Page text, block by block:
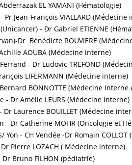
EL YAMANI (Hématologie)
Pr Jean-François VIALLARD (Médecine
- Dr Gabriel ETIENNE
Dr Bénédicte ROUVIERE
AOUBA (Médecine interne)
- Dr Ludovic TREFOND
LIFERMANN (Médecine interne)
BONNOTTE (Médecine
- Dr Amélie LEURS (Médecine interne)
Dr Laurence BOUILLET (Médecine
- Dr Catherine MOHR (Oncologie et
Yon - CH Vendée -Dr Romain
Pierre LOZACH ( Médecine interne)
Dr Bruno FILHON (pédiatrie)